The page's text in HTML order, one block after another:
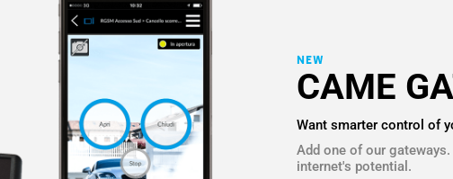
NEW
CAME
Want smarter control of
Add one of our
internet's potential.